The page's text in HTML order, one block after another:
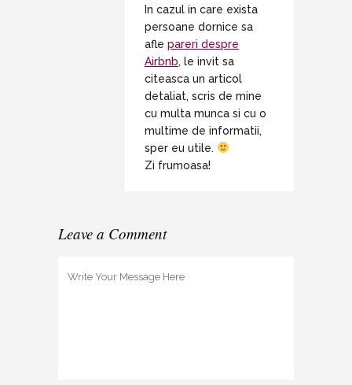
In cazul in care exista
persoane dornice sa
afle pareri despre
Airbnb, le invit sa
citeasca un articol
detaliat, scris de mine
cu multa munca si cu o
multime de informatii,
sper eu utile.
Zi frumoasa!
Leave a Comment